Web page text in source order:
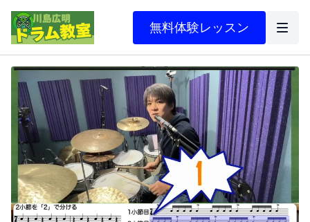
無料体験レッスン